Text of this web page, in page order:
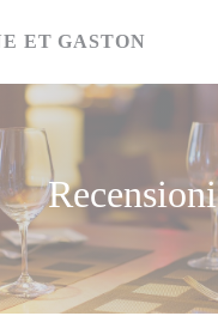
ET GASTON
Recensioni